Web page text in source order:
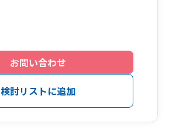
お問い合わせ
検討リストに追加